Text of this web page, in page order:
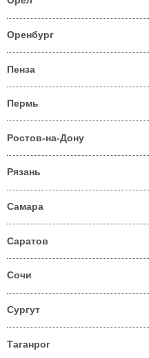
Оренбург
Пенза
Пермь
Ростов-на-Дону
Рязань
Самара
Саратов
Сочи
Сургут
Таганрог